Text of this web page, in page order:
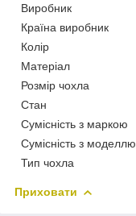
Виробник
Країна виробник
Колір
Матеріал
Розмір чохла
Стан
Сумісність з маркою
Сумісність з моделлю
Тип чохла
Приховати